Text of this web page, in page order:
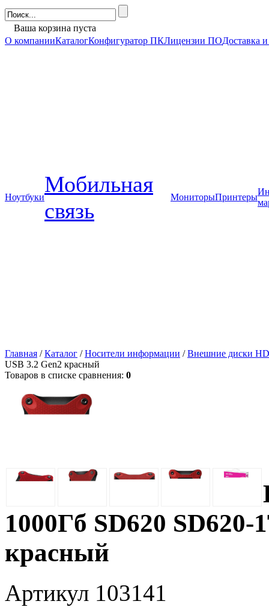
Ваша корзина пуста
О компанииКаталогКонфигуратор ПКЛицензии ПОДоставка
Ноутбуки
Мобильная
связь
МониторыПринтеры
Главная /Каталог /Носители информации /Внешние диски
USB 3.2 Gen2 красный
Товаров в списке сравнения: 0
1000Гб SD620
красный
Артикул 103141